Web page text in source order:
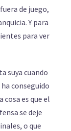
de juego,
Y para
para ver
suya cuando
conseguido
es que el
se deje
o que